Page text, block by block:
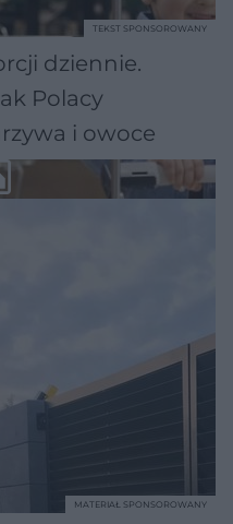
dziennie.
Polacy
i owoce
TEKST SPONSOROWANY
MATERIAŁ SPONSOROWANY